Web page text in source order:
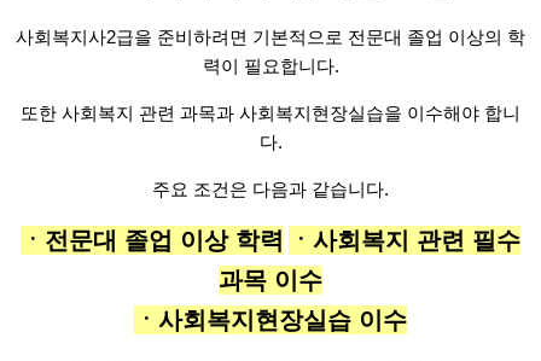
사회복지사2급을 준비하려면 기본적으로 전문대 졸업 이상의 학
력이 필요합니다.
또한 사회복지 관련 과목과 사회복지현장실습을 이수해야 합니
다.
주요 조건은 다음과 같습니다.
ㆍ전문대 졸업 이상 학력
ㆍ사회복지 관련 필수
과목 이수
ㆍ사회복지현장실습 이수